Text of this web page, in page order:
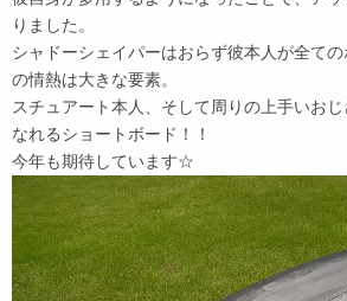
りました。
シャドーシェイパーはおらず彼本人が全て
の情熱は大きな要素。
スチュアート本人、そして周りの上手いお
なれるショートボード！！
今年も期待しています☆